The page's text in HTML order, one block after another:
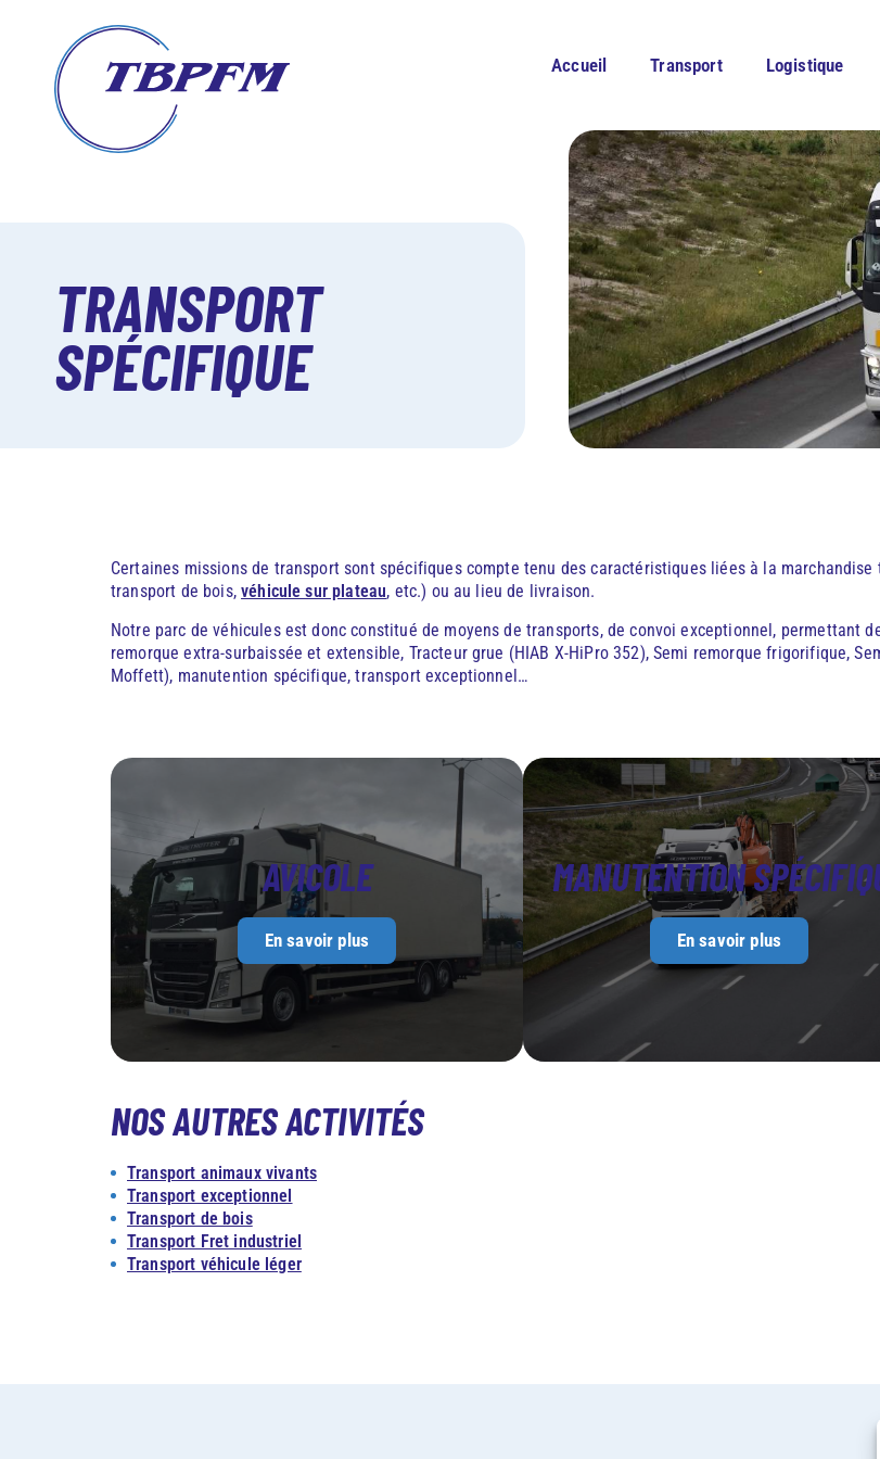
Accueil Transport
Véhicule léger
Transport spécifique
Transport exceptionnel
Entreprise transport bois
Entreprise transport animaux
vivants
Transport machine agricole
Logistique
TRANSPORT
SPÉCIFIQUE
Vous êtes ici :Transports BPFM >
Certaines missions de transport sont spécifiques compte tenu des caractéristiques liées à la marchandise
transport de bois,véhicule sur plateau, etc.) ou au lieu de livraison.
Notre parc de véhicules est donc constitué de moyens de transports, de convoi exceptionnel, permettant
remorque extra-surbaissée et extensible, Tracteur grue (HIAB X-HiPro 352), Semi remorque frigorifique,
Moffett), manutention spécifique, transport exceptionnel…
AVICOLE
En savoir plus
MANUTENTION
En savoir plus
NOS AUTRES ACTIVITÉS
Transport animaux vivants
Transport exceptionnel
Transport de bois
Transport Fret industriel
Transport véhicule léger